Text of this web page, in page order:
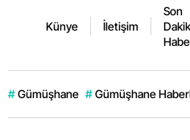
Künye İletişim
Son
# Gümüşhane # Gümüşhane